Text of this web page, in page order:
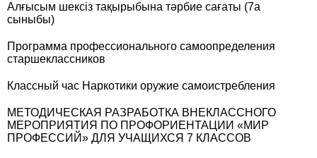
Алғысым шексіз тақырыбына тәрбие сағаты (7а
сыныбы)
Программа профессионального самоопределения
старшеклассников
Классный час Наркотики оружие самоистребления
МЕТОДИЧЕСКАЯ РАЗРАБОТКА ВНЕКЛАССНОГО
МЕРОПРИЯТИЯ ПО ПРОФОРИЕНТАЦИИ «МИР
ПРОФЕССИЙ» ДЛЯ УЧАЩИХСЯ 7 КЛАССОВ